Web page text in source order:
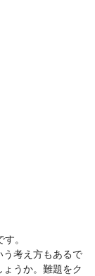
。
う考え方もあるで
うか。難題をク